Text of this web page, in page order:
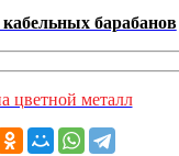
барабанов
цветной металл